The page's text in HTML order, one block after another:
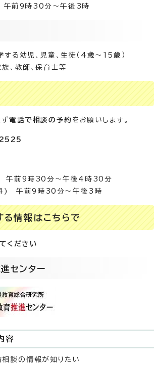
午前9時30分〜午後3時
る幼児、児童、生徒（4歳〜15歳）
、教師、保育士等
電話で相談の予約 をお願いします。
午前9時30分〜午後4時30分
午前9時30分〜午後3時
情報はこちらで
ください
センター
容
談の情報が知りたい